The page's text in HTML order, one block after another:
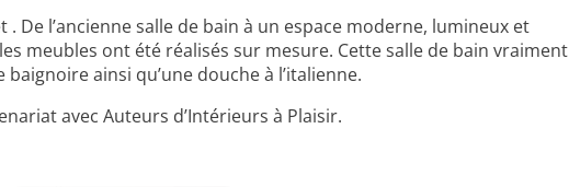
. De l’ancienne salle de bain à un espace moderne, lumineux et
meubles ont été réalisés sur mesure. Cette salle de bain vraiment
ainsi qu’une douche à l’italienne.
avec Auteurs d’Intérieurs à Plaisir.